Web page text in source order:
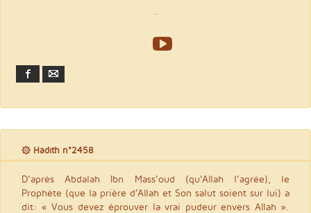
Facebook
۞ Hadith n°2458
D’après Abdalah Ibn Mass’oud (qu’Allah l’agrée), le
Prophète (que la prière d’Allah et Son salut soient sur lui) a
dit: « Vous devez éprouver la vrai pudeur envers Allah ».